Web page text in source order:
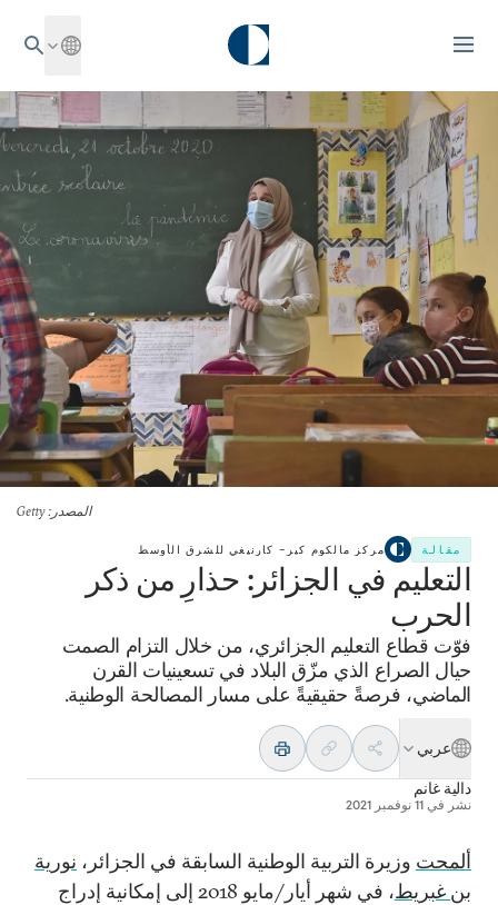
المصدر : Getty
مقالة مركز مالكوم كير– كارنيغي للشرق الأوسط
التعليم في الجزائر: حذارِ من ذكر
الحرب
فوّت قطاع التعليم الجزائري، من خلال التزام الصمت
حيال الصراع الذي مزّق البلاد في تسعينيات القرن
الماضي، فرصةً حقيقيةً على مسار المصالحة الوطنية.
عربي
دالية غانم
نشر في 11 نوفمبر 2021
ألمحت وزيرة التربية الوطنية السابقة في الجزائر، نورية
بن غبريط، في شهر أيار/مايو 2018 إلى إمكانية إدراج